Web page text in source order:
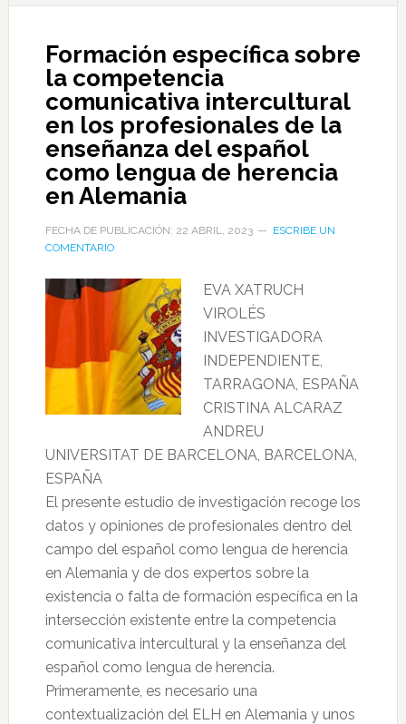
Formación específica sobre
la competencia
comunicativa intercultural
en los profesionales de la
enseñanza del español
como lengua de herencia
en Alemania
FECHA DE PUBLICACIÓN: 22 ABRIL, 2023
ESCRIBE UN
COMENTARIO
EVA XATRUCH
VIROLÉS
INVESTIGADORA
INDEPENDIENTE,
TARRAGONA, ESPAÑA
CRISTINA ALCARAZ
ANDREU
UNIVERSITAT DE BARCELONA, BARCELONA,
ESPAÑA
El presente estudio de investigación recoge los
datos y opiniones de profesionales dentro del
campo del español como lengua de herencia
en Alemania y de dos expertos sobre la
existencia o falta de formación específica en la
intersección existente entre la competencia
comunicativa intercultural y la enseñanza del
español como lengua de herencia.
Primeramente, es necesario una
contextualización del ELH en Alemania y unos